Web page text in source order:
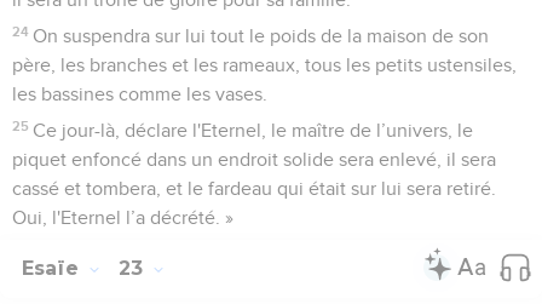
24 On suspendra sur lui tout le poids de la maison de son
père, les branches et les rameaux, tous les petits ustensiles,
les bassines comme les vases.
25 Ce jour-là, déclare l'Eternel, le maître de l’univers, le
piquet enfoncé dans un endroit solide sera enlevé, il sera
cassé et tombera, et le fardeau qui était sur lui sera retiré.
Oui, l'Eternel l’a décrété. »
Esaïe 23